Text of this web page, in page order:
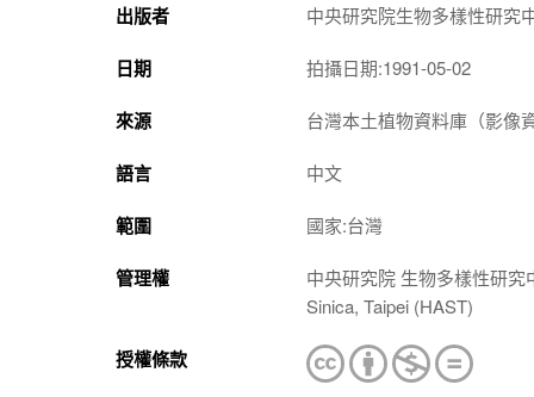
出版者 中央研究院生物多樣性研究
日期 拍攝日期:1991-05-02
來源 台灣本土植物資料庫（影像
語言 中文
範圍 國家:台灣
管理權
中央研究院 生物多樣性研究
Sinica, Taipei (HAST)
授權條款